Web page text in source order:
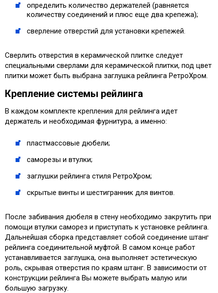
определить количество держателей (равняется
количеству соединений и плюс еще два крепежа);
сверление отверстий для установки крепежей.
Сверлить отверстия в керамической плитке следует
специальными сверлами для керамической плитки, под цвет
плитки может быть выбрана заглушка рейлинга РетроХром.
Крепление системы рейлинга
В каждом комплекте крепления для рейлинга идет
держатель и необходимая фурнитура, а именно:
пластмассовые дюбели;
саморезы и втулки;
заглушки рейлинга стиля РетроХром;
скрытые винты и шестигранник для винтов.
После забивания дюбеля в стену необходимо закрутить при
помощи втулки саморез и приступать к установке рейлинга.
Дальнейшая сборка представляет собой соединение штанг
рейлинга соединительной муфтой. В самом конце работ
устанавливается заглушка, она выполняет эстетическую
роль, скрывая отверстия по краям штанг. В зависимости от
конструкции рейлинга Вы можете выбрать малую или
большую загрузку.